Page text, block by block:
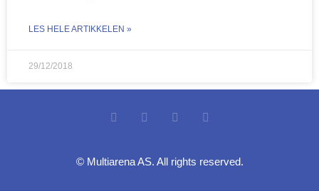
LES HELE ARTIKKELEN »
29/12/2018
© Multiarena AS. All rights reserved.